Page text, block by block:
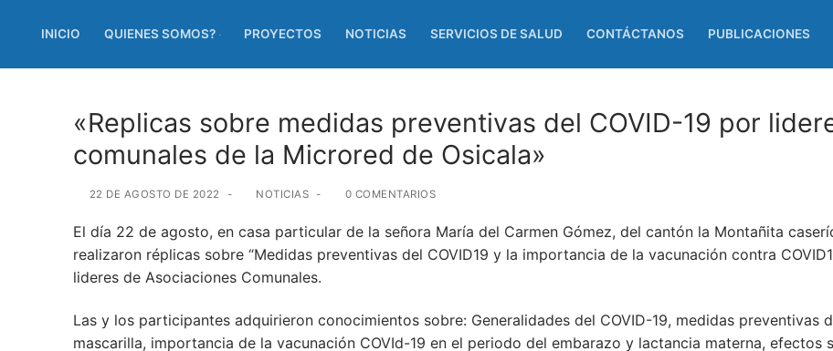
INICIO QUIENES SOMOS? PROYECTOS NOTICIAS SERVICIOS DE SALUD CONTÁCTANOS PUBLICACIONES
«Replicas sobre medidas preventivas del COVID-19 por
comunales de la Microred de Osicala»
22 DE AGOSTO DE 2022 - NOTICIAS - 0 COMENTARIOS
El día 22 de agosto, en casa particular de la señora María del Carmen Gómez, del cantón la Montañita
realizaron réplicas sobre “Medidas preventivas del COVID19 y la importancia de la vacunación contra
lideres de Asociaciones Comunales.
Las y los participantes adquirieron conocimientos sobre: Generalidades del COVID-19, medidas preventivas
mascarilla, importancia de la vacunación COVId-19 en el periodo del embarazo y lactancia materna, efectos